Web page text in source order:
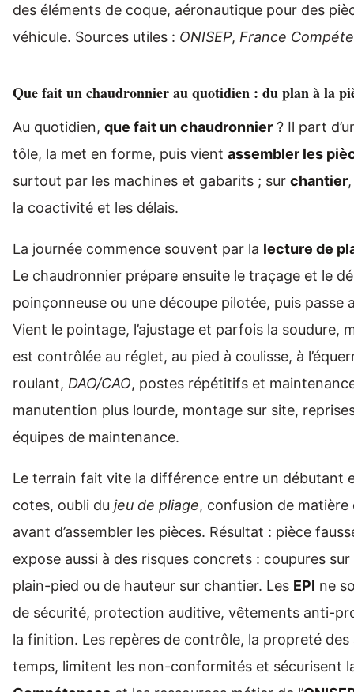
des éléments de coque, aéronautique pour des
véhicule. Sources utiles : ONISEP, France
Que fait un chaudronnier au quotidien : du plan à la
Au quotidien, que fait un chaudronnier ? Il part
tôle, la met en forme, puis vient assembler les
surtout par les machines et gabarits ; sur chantier
la coactivité et les délais.
La journée commence souvent par la lecture de
Le chaudronnier prépare ensuite le traçage et le
poinçonneuse ou une découpe pilotée, puis passe
Vient le pointage, l’ajustage et parfois la soudure,
est contrôlée au réglet, au pied à coulisse, à
roulant, DAO/CAO, postes répétitifs et
manutention plus lourde, montage sur site,
équipes de maintenance.
Le terrain fait vite la différence entre un débutant
cotes, oubli du jeu de pliage, confusion de matière
avant d’assembler les pièces. Résultat : pièce
expose aussi à des risques concrets : coupures
plain-pied ou de hauteur sur chantier. Les EPI ne
de sécurité, protection auditive, vêtements anti-
la finition. Les repères de contrôle, la propreté
temps, limitent les non-conformités et sécurisent